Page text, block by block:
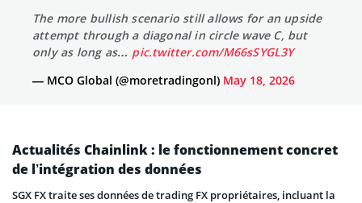
The more bullish scenario still allows for an upside
attempt through a diagonal in circle wave C, but
only as long as… pic.twitter.com/M66sSYGL3Y
— MCO Global (@moretradingonl) May 18, 2026
Actualités Chainlink : le fonctionnement concret
de l’intégration des données
SGX FX traite ses données de trading FX propriétaires, incluant la